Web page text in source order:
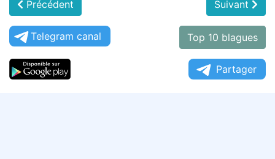
Précédent Suivant
Telegram canal Top 10 blagues
Partager